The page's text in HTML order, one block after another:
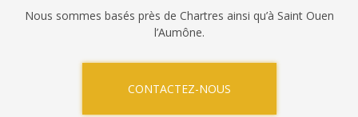
Nous sommes basés près de Chartres ainsi qu’à Saint Ouen
l’Aumône.
CONTACTEZ-NOUS